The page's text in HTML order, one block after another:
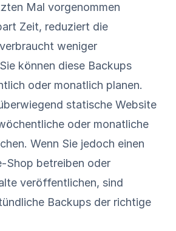
Mal vorgenommen
Zeit, reduziert die
weniger
können diese Backups
oder monatlich planen.
statische Website
oder monatliche
Wenn Sie jedoch einen
Shop betreiben oder
veröffentlichen, sind
Backups der richtige